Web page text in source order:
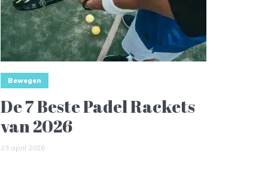
Bewegen
De 7 Beste Padel Rackets
van 2026
23 april 2026